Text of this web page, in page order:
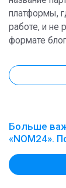
платформы,
работе, и не
формате
Больше
«NOM24».